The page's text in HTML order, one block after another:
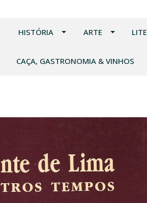
HISTÓRIA ARTE
CAÇA, GASTRONOMIA & VINHOS